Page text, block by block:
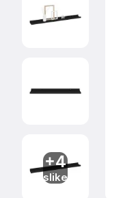
+4
slike